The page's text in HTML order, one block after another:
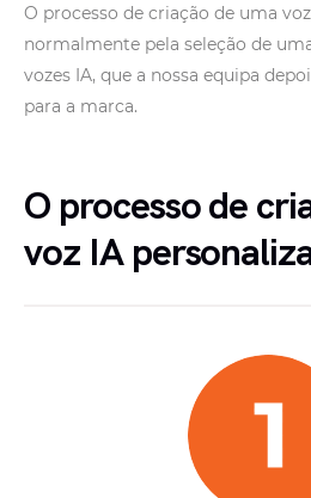
O processo de criação de uma
normalmente pela seleção de
vozes IA, que a nossa equipa
para a marca.
O processo de
voz IA